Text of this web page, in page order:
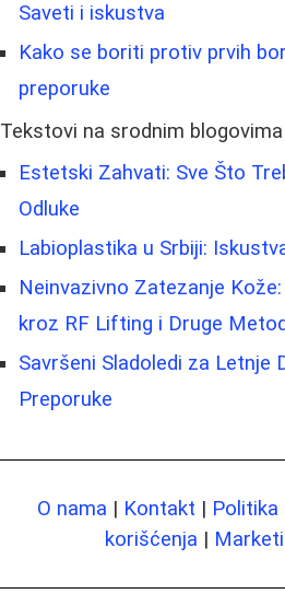
Saveti i iskustva
Kako se boriti protiv prvih
preporuke
Tekstovi na srodnim blogovima
Estetski Zahvati: Sve Što
Odluke
Labioplastika u Srbiji:
Neinvazivno Zatezanje
kroz RF Lifting i Druge
Savršeni Sladoledi za Letnje
Preporuke
O nama | Kontakt |
korišćenja |